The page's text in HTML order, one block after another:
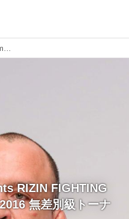
一夜明け会見 9.25『Cygames presents RIZIN FIGHTING WORLD GRAND-PRIX 2016 無差別級トーナメント開幕戦 』 ヴァンダレイ・シウバからは厳しい発言も
RIZIN FIGHTING
無差別級トーナ